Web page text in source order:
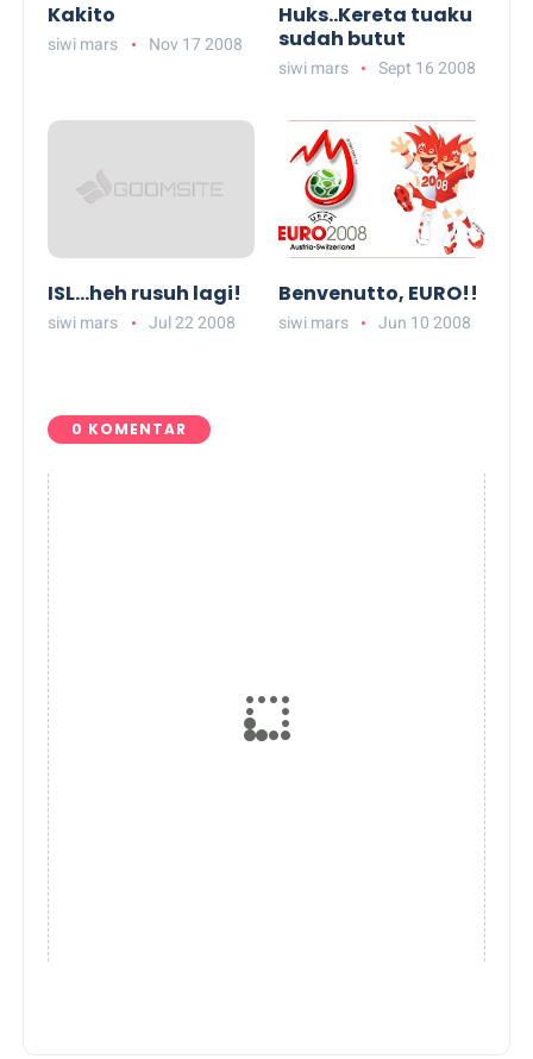
Kakito
siwi mars Nov 17 2008
Huks..Kereta tuaku
sudah butut
siwi mars Sept 16 2008
ISL...heh rusuh lagi!
siwi mars Jul 22 2008
Benvenutto, EURO!!
siwi mars Jun 10 2008
0 KOMENTAR